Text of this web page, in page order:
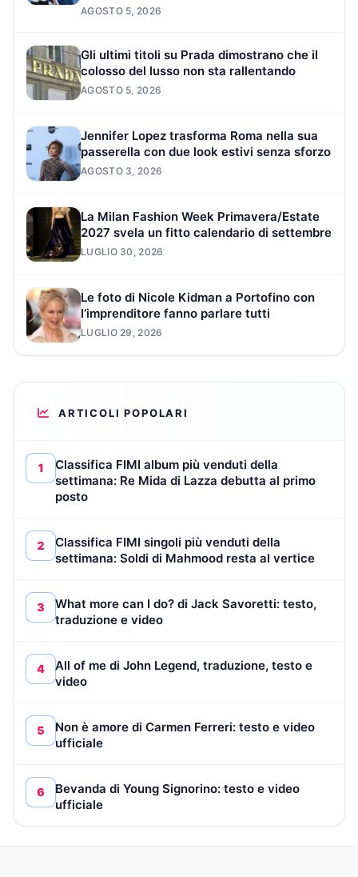
AGOSTO 5, 2026
Gli ultimi titoli su Prada dimostrano che il
colosso del lusso non sta rallentando
AGOSTO 5, 2026
Jennifer Lopez trasforma Roma nella sua
passerella con due look estivi senza sforzo
AGOSTO 3, 2026
La Milan Fashion Week Primavera/Estate
2027 svela un fitto calendario di settembre
LUGLIO 30, 2026
Le foto di Nicole Kidman a Portofino con
l’imprenditore fanno parlare tutti
LUGLIO 29, 2026
ARTICOLI POPOLARI
1
Classifica FIMI album più venduti della
settimana: Re Mida di Lazza debutta al primo
posto
2
Classifica FIMI singoli più venduti della
settimana: Soldi di Mahmood resta al vertice
3
What more can I do? di Jack Savoretti: testo,
traduzione e video
4
All of me di John Legend, traduzione, testo e
video
5
Non è amore di Carmen Ferreri: testo e video
ufficiale
6
Bevanda di Young Signorino: testo e video
ufficiale